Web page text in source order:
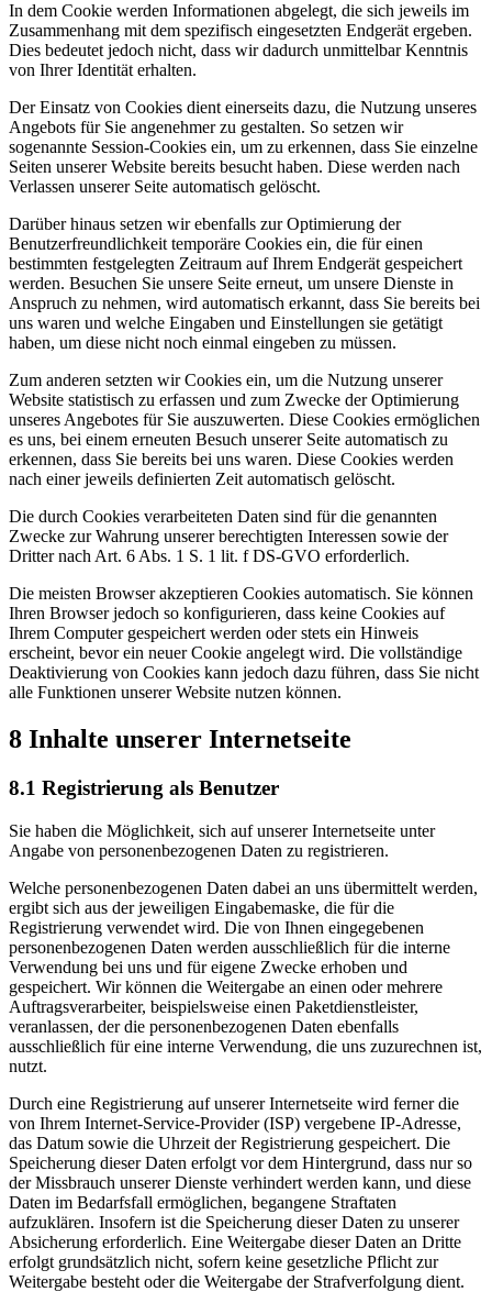
In dem Cookie werden Informationen abgelegt, die sich jeweils im
Zusammenhang mit dem spezifisch eingesetzten Endgerät ergeben.
Dies bedeutet jedoch nicht, dass wir dadurch unmittelbar Kenntnis
von Ihrer Identität erhalten.
Der Einsatz von Cookies dient einerseits dazu, die Nutzung unseres
Angebots für Sie angenehmer zu gestalten. So setzen wir
sogenannte Session-Cookies ein, um zu erkennen, dass Sie einzelne
Seiten unserer Website bereits besucht haben. Diese werden nach
Verlassen unserer Seite automatisch gelöscht.
Darüber hinaus setzen wir ebenfalls zur Optimierung der
Benutzerfreundlichkeit temporäre Cookies ein, die für einen
bestimmten festgelegten Zeitraum auf Ihrem Endgerät gespeichert
werden. Besuchen Sie unsere Seite erneut, um unsere Dienste in
Anspruch zu nehmen, wird automatisch erkannt, dass Sie bereits bei
uns waren und welche Eingaben und Einstellungen sie getätigt
haben, um diese nicht noch einmal eingeben zu müssen.
Zum anderen setzten wir Cookies ein, um die Nutzung unserer
Website statistisch zu erfassen und zum Zwecke der Optimierung
unseres Angebotes für Sie auszuwerten. Diese Cookies ermöglichen
es uns, bei einem erneuten Besuch unserer Seite automatisch zu
erkennen, dass Sie bereits bei uns waren. Diese Cookies werden
nach einer jeweils definierten Zeit automatisch gelöscht.
Die durch Cookies verarbeiteten Daten sind für die genannten
Zwecke zur Wahrung unserer berechtigten Interessen sowie der
Dritter nach Art. 6 Abs. 1 S. 1 lit. f DS-GVO erforderlich.
Die meisten Browser akzeptieren Cookies automatisch. Sie können
Ihren Browser jedoch so konfigurieren, dass keine Cookies auf
Ihrem Computer gespeichert werden oder stets ein Hinweis
erscheint, bevor ein neuer Cookie angelegt wird. Die vollständige
Deaktivierung von Cookies kann jedoch dazu führen, dass Sie nicht
alle Funktionen unserer Website nutzen können.
8 Inhalte unserer Internetseite
8.1 Registrierung als Benutzer
Sie haben die Möglichkeit, sich auf unserer Internetseite unter
Angabe von personenbezogenen Daten zu registrieren.
Welche personenbezogenen Daten dabei an uns übermittelt werden,
ergibt sich aus der jeweiligen Eingabemaske, die für die
Registrierung verwendet wird. Die von Ihnen eingegebenen
personenbezogenen Daten werden ausschließlich für die interne
Verwendung bei uns und für eigene Zwecke erhoben und
gespeichert. Wir können die Weitergabe an einen oder mehrere
Auftragsverarbeiter, beispielsweise einen Paketdienstleister,
veranlassen, der die personenbezogenen Daten ebenfalls
ausschließlich für eine interne Verwendung, die uns zuzurechnen ist,
nutzt.
Durch eine Registrierung auf unserer Internetseite wird ferner die
von Ihrem Internet-Service-Provider (ISP) vergebene IP-Adresse,
das Datum sowie die Uhrzeit der Registrierung gespeichert. Die
Speicherung dieser Daten erfolgt vor dem Hintergrund, dass nur so
der Missbrauch unserer Dienste verhindert werden kann, und diese
Daten im Bedarfsfall ermöglichen, begangene Straftaten
aufzuklären. Insofern ist die Speicherung dieser Daten zu unserer
Absicherung erforderlich. Eine Weitergabe dieser Daten an Dritte
erfolgt grundsätzlich nicht, sofern keine gesetzliche Pflicht zur
Weitergabe besteht oder die Weitergabe der Strafverfolgung dient.